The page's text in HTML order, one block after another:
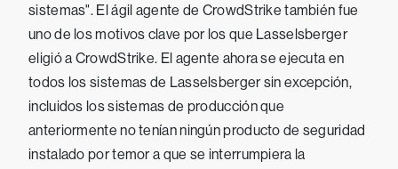
sistemas". El ágil agente de CrowdStrike también fue
uno de los motivos clave por los que Lasselsberger
eligió a CrowdStrike. El agente ahora se ejecuta en
todos los sistemas de Lasselsberger sin excepción,
incluidos los sistemas de producción que
anteriormente no tenían ningún producto de seguridad
instalado por temor a que se interrumpiera la